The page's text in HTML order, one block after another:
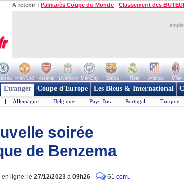
A retenir : Palmarès Coupe du Monde - Classement des
Man Utd Arsenal Liverpool ManCity Barca Real Atletico Milan
Etranger Coupe d'Europe Les Bleus & International
| Allemagne | Belgique | Pays-Bas | Portugal | Turquie
soirée
de Benzema
en ligne: le 27/12/2023 à 09h26 - 61 com.